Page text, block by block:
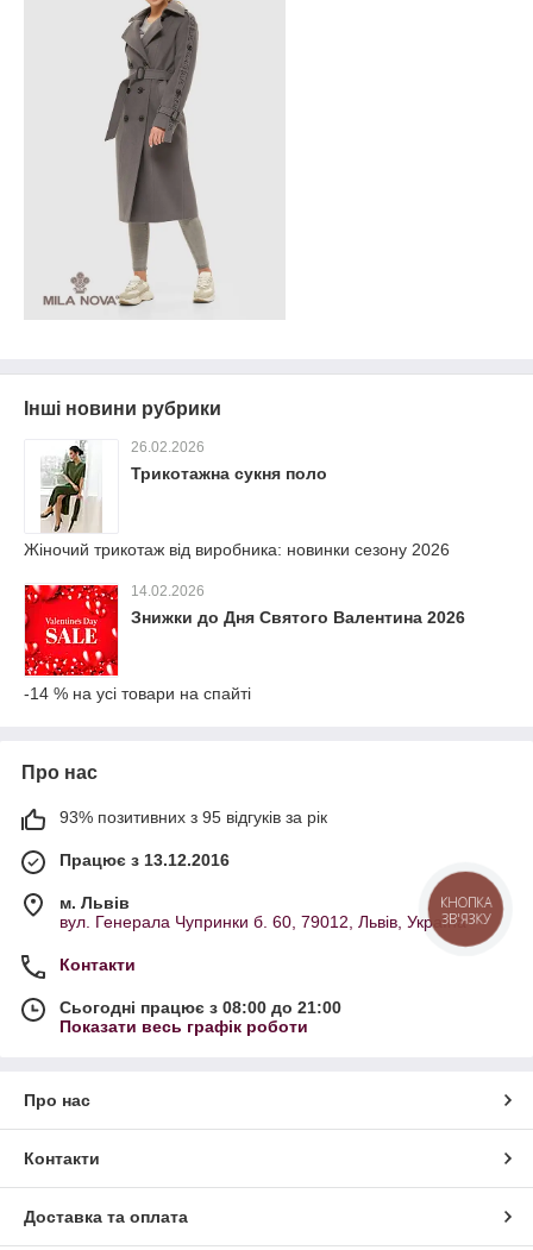
Інші новини рубрики
26.02.2026
Трикотажна сукня поло
Жіночий трикотаж від виробника: новинки сезону 2026
14.02.2026
Знижки до Дня Святого Валентина 2026
-14 % на усі товари на спайті
Про нас
93% позитивних з 95 відгуків за рік
Працює з 13.12.2016
м. Львів
вул. Генерала Чупринки б. 60, 79012, Львів, Україна
Контакти
Сьогодні працює з 08:00 до 21:00
Показати весь графік роботи
Про нас
Контакти
Доставка та оплата
КНОПКА
ЗВ'ЯЗКУ